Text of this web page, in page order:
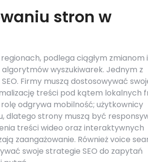
stron w
podlega ciągłym zmianom i
wyszukiwarek. Jednym z
Firmy muszą dostosowywać
treści pod kątem lokalnych
odgrywa mobilność; użytkownicy
dlatego strony muszą być
treści wideo oraz interaktywnych
zaangażowanie. Również voice
swoje strategie SEO do zapytań